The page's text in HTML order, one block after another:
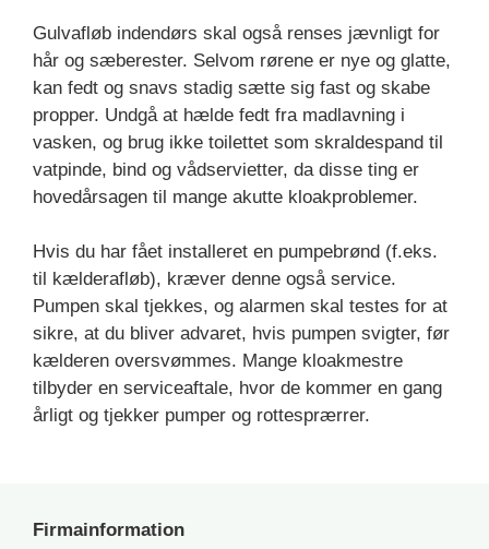
Gulvafløb indendørs skal også renses jævnligt for
hår og sæberester. Selvom rørene er nye og glatte,
kan fedt og snavs stadig sætte sig fast og skabe
propper. Undgå at hælde fedt fra madlavning i
vasken, og brug ikke toilettet som skraldespand til
vatpinde, bind og vådservietter, da disse ting er
hovedårsagen til mange akutte kloakproblemer.
Hvis du har fået installeret en pumpebrønd (f.eks.
til kælderafløb), kræver denne også service.
Pumpen skal tjekkes, og alarmen skal testes for at
sikre, at du bliver advaret, hvis pumpen svigter, før
kælderen oversvømmes. Mange kloakmestre
tilbyder en serviceaftale, hvor de kommer en gang
årligt og tjekker pumper og rottesprærrer.
Firmainformation